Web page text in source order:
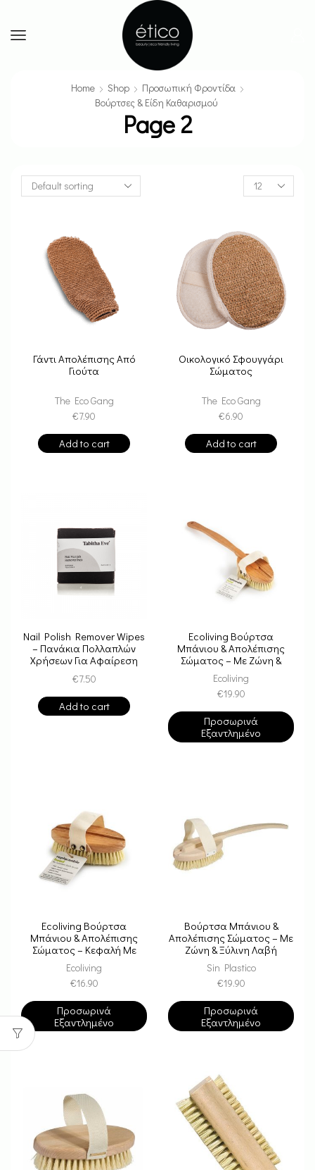
Home Shop
Προσωπική Φροντίδα
Βούρτσες & Είδη Καθαρισμού
Page 2
Γάντι Απολέπισης Από
Γιούτα
The Eco Gang
€7.90
Add to cart
Οικολογικό Σφουγγάρι
Σώματος
The Eco Gang
€6.90
Add to cart
Nail Polish Remover Wipes
– Πανάκια Πολλαπλών
Χρήσεων Για Αφαίρεση
€7.50
Add to cart
Ecoliving Βούρτσα
Μπάνιου & Απολέπισης
Σώματος – Με Ζώνη &
Ξύλινη Λαβή
Ecoliving
€19.90
Προσωρινά
Εξαντλημένο
Ecoliving Βούρτσα
Μπάνιου & Απολέπισης
Σώματος – Κεφαλή Με
Ζώνη
Ecoliving
€16.90
Προσωρινά
Εξαντλημένο
Βούρτσα Μπάνιου &
Απολέπισης Σώματος – Με
Ζώνη & Ξύλινη Λαβή
Sin Plastico
€19.90
Προσωρινά
Εξαντλημένο